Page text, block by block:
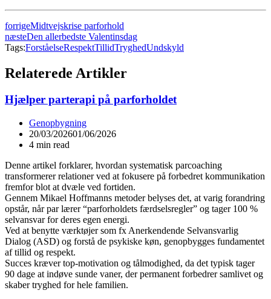
forrigeMidtvejskrise parforhold
næsteDen allerbedste Valentinsdag
Tags:ForståelseRespektTillidTryghedUndskyld
Relaterede Artikler
Hjælper parterapi på parforholdet
Genopbygning
20/03/202601/06/2026
4 min read
Denne artikel forklarer, hvordan systematisk parcoaching
transformerer relationer ved at fokusere på forbedret kommunikation
fremfor blot at dvæle ved fortiden.
Gennem Mikael Hoffmanns metoder belyses det, at varig forandring
opstår, når par lærer “parforholdets færdselsregler” og tager 100 %
selvansvar for deres egen energi.
Ved at benytte værktøjer som fx Anerkendende Selvansvarlig
Dialog (ASD) og forstå de psykiske køn, genopbygges fundamentet
af tillid og respekt.
Succes kræver top-motivation og tålmodighed, da det typisk tager
90 dage at indøve sunde vaner, der permanent forbedrer samlivet og
skaber tryghed for hele familien.